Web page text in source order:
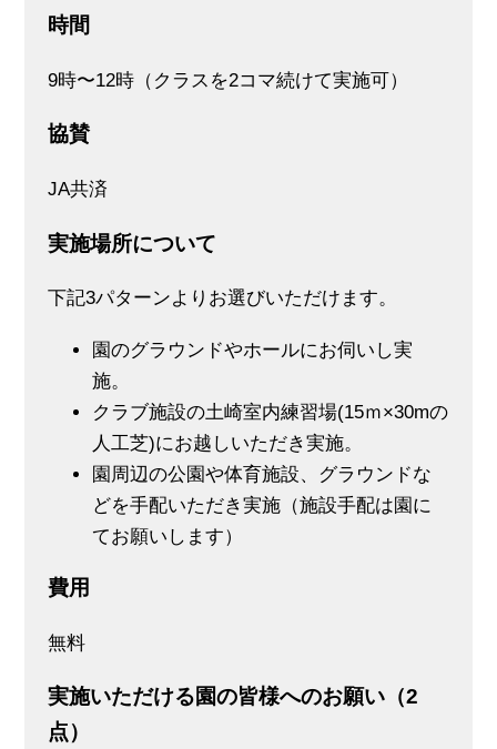
時間
9時〜12時（クラスを2コマ続けて実施可）
協賛
JA共済
実施場所について
下記3パターンよりお選びいただけます。
園のグラウンドやホールにお伺いし実
施。
クラブ施設の⼟崎室内練習場(15ｍ×30mの
⼈⼯芝)にお越しいただき実施。
園周辺の公園や体育施設、グラウンドな
どを手配いただき実施（施設⼿配は園に
てお願いします）
費⽤
無料
実施いただける園の皆様へのお願い（2
点）